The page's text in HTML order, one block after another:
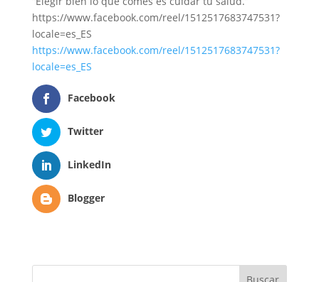
https://www.facebook.com/reel/1512517683747531?
locale=es_ES
https://www.facebook.com/reel/1512517683747531?
locale=es_ES
Facebook
Twitter
LinkedIn
Blogger